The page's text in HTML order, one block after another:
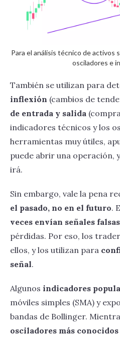
Para el análisis técnico de activos
osciladores e
También se utilizan para
inflexión (cambios de
de entrada y salida
indicadores técnicos y los
herramientas muy útiles,
puede abrir una operación,
irá.
Sin embargo, vale la pena
el pasado, no en el futuro.
veces envían señales falsas
pérdidas. Por eso, los
ellos, y los utilizan para
señal.
Algunos indicadores
móviles simples (SMA) y
bandas de Bollinger.
osciladores más conocidos